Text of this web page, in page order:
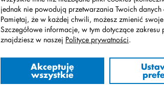
jednak nie powodują przetwarzania Twoich
Pamiętaj, że w każdej chwili, możesz zmienić
Szczegółowe informacje, w tym dotyczące
znajdziesz w naszej Polityce prywatności.
Akceptuję
wszystkie